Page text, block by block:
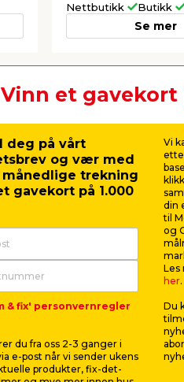
Nettbutikk Butikk
Se mer
25
Festestifter
For kombipistol.
stykker. Lengde: 32
ryggbredde: 5,9 mm.
Vinn et gavekort
deg på vårt
og vær med
månedlige trekning
gavekort på 1.000
& fix' personvernregler
du fra oss 2-3 ganger i
e-post når vi sender ukens
produkter, fix-det-
Vi
din
til
og
Les
her.
Du